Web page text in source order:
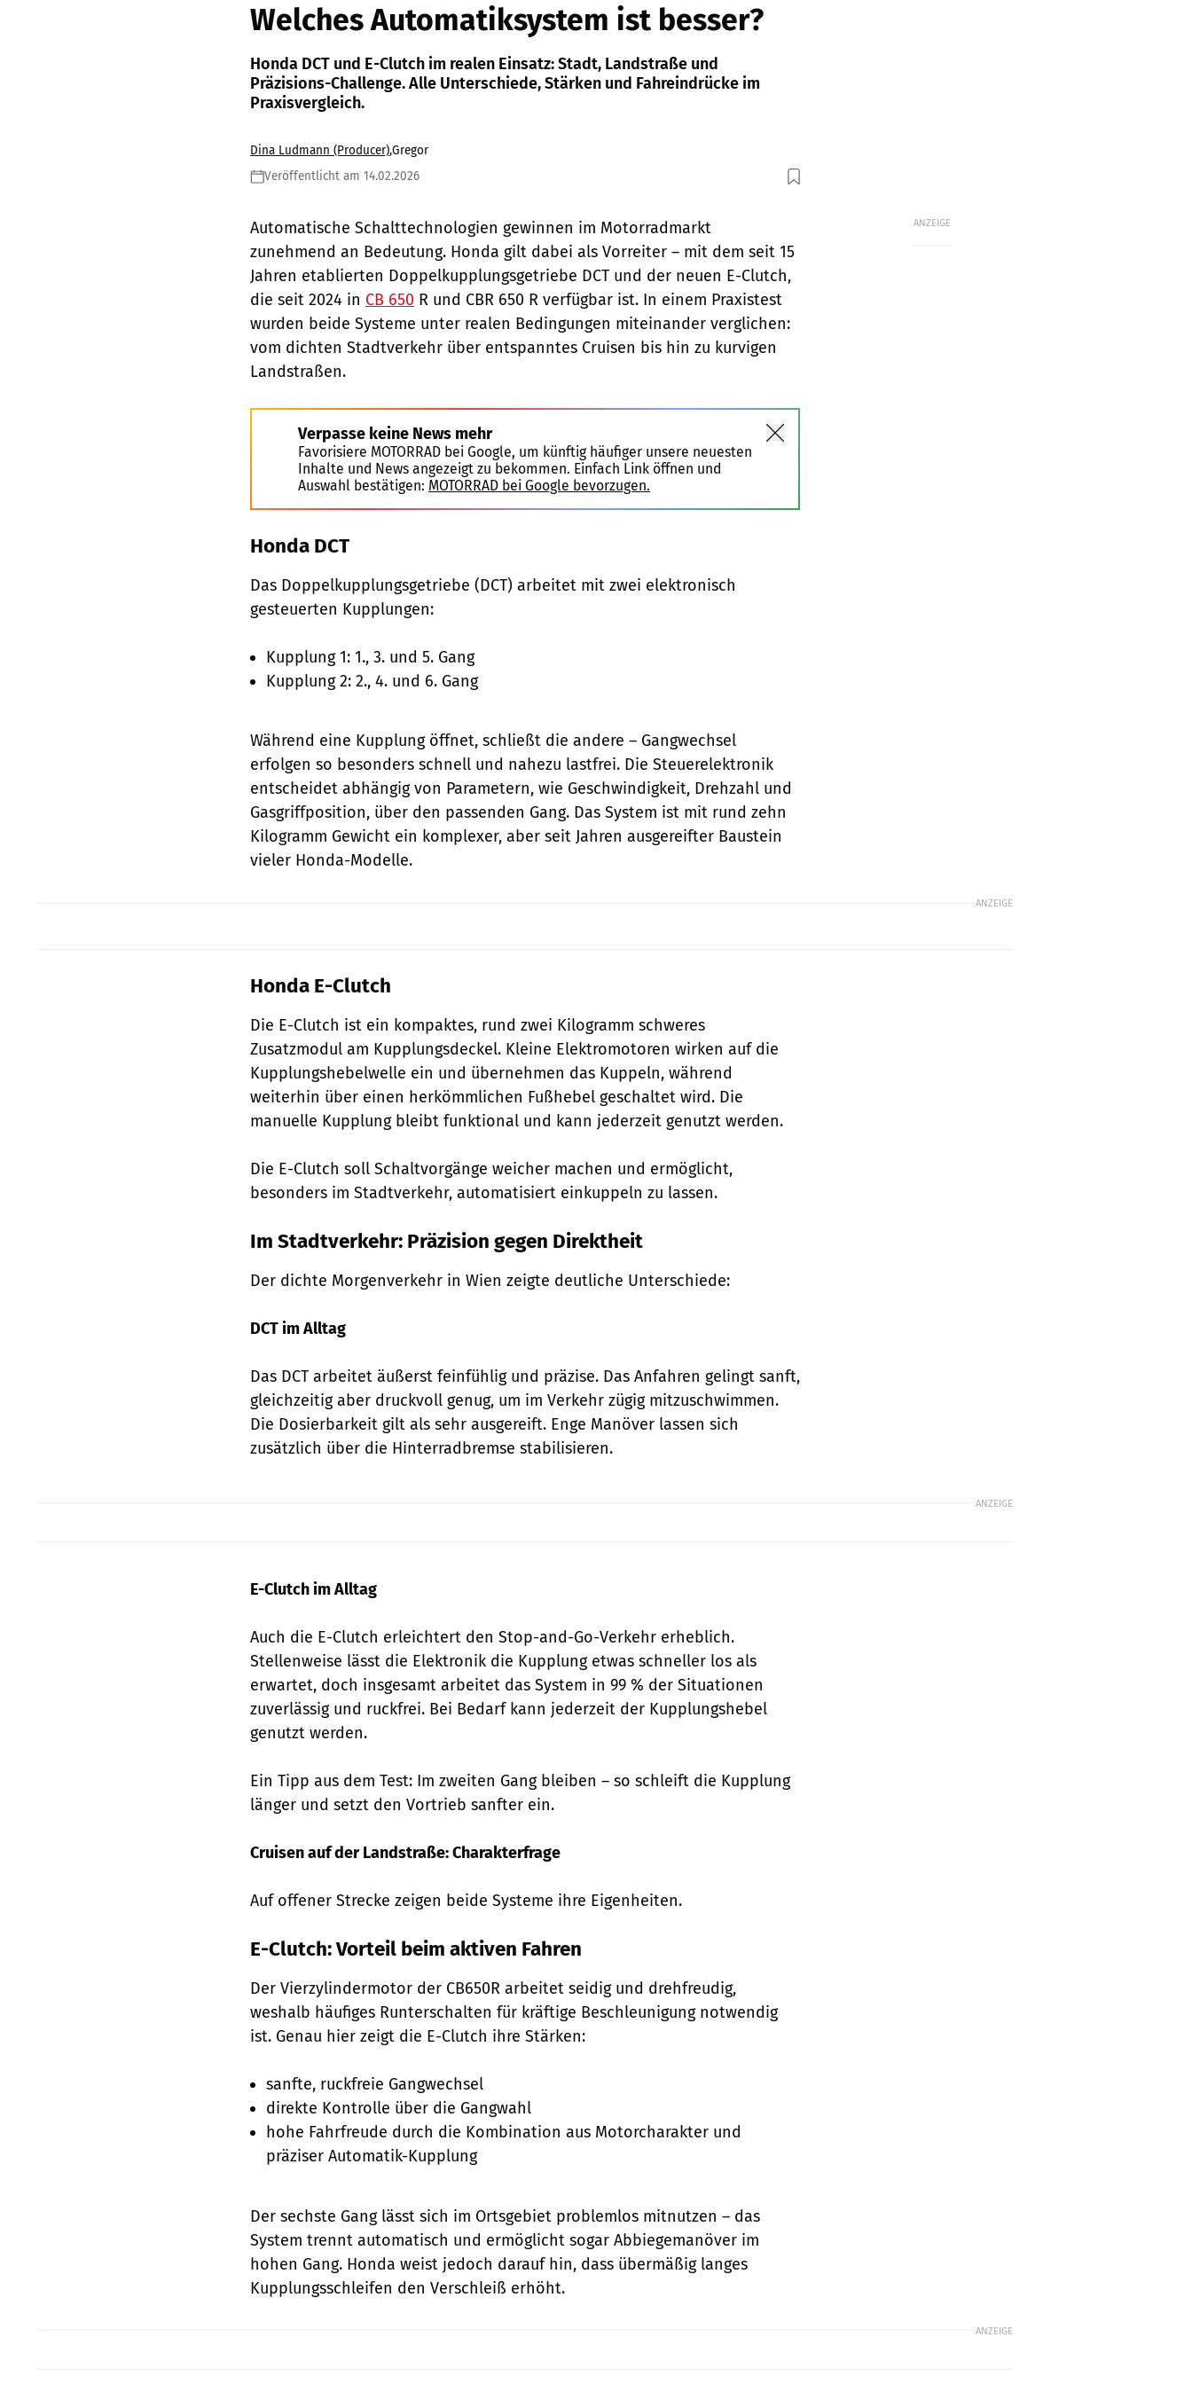
Welches Automatiksystem ist besser?
Honda DCT und E-Clutch im realen Einsatz: Stadt, Landstraße und
Präzisions-Challenge. Alle Unterschiede, Stärken und Fahreindrücke im
Praxisvergleich.
Dina Ludmann (Producer),Gregor
Veröffentlicht am 14.02.2026
ANZEIGE
Automatische Schalttechnologien gewinnen im Motorradmarkt
zunehmend an Bedeutung. Honda gilt dabei als Vorreiter – mit dem seit 15
Jahren etablierten Doppelkupplungsgetriebe DCT und der neuen E-Clutch,
die seit 2024 in CB 650 R und CBR 650 R verfügbar ist. In einem Praxistest
wurden beide Systeme unter realen Bedingungen miteinander verglichen:
vom dichten Stadtverkehr über entspanntes Cruisen bis hin zu kurvigen
Landstraßen.
Verpasse keine News mehr
Favorisiere MOTORRAD bei Google, um künftig häufiger unsere neuesten
Inhalte und News angezeigt zu bekommen. Einfach Link öffnen und
Auswahl bestätigen: MOTORRAD bei Google bevorzugen.
Honda DCT
Das Doppelkupplungsgetriebe (DCT) arbeitet mit zwei elektronisch
gesteuerten Kupplungen:
Kupplung 1: 1., 3. und 5. Gang
Kupplung 2: 2., 4. und 6. Gang
Während eine Kupplung öffnet, schließt die andere – Gangwechsel
erfolgen so besonders schnell und nahezu lastfrei. Die Steuerelektronik
entscheidet abhängig von Parametern, wie Geschwindigkeit, Drehzahl und
Gasgriffposition, über den passenden Gang. Das System ist mit rund zehn
Kilogramm Gewicht ein komplexer, aber seit Jahren ausgereifter Baustein
vieler Honda-Modelle.
ANZEIGE
Honda E-Clutch
Die E-Clutch ist ein kompaktes, rund zwei Kilogramm schweres
Zusatzmodul am Kupplungsdeckel. Kleine Elektromotoren wirken auf die
Kupplungshebelwelle ein und übernehmen das Kuppeln, während
weiterhin über einen herkömmlichen Fußhebel geschaltet wird. Die
manuelle Kupplung bleibt funktional und kann jederzeit genutzt werden.
Die E-Clutch soll Schaltvorgänge weicher machen und ermöglicht,
besonders im Stadtverkehr, automatisiert einkuppeln zu lassen.
Im Stadtverkehr: Präzision gegen Direktheit
Der dichte Morgenverkehr in Wien zeigte deutliche Unterschiede:
DCT im Alltag
Das DCT arbeitet äußerst feinfühlig und präzise. Das Anfahren gelingt sanft,
gleichzeitig aber druckvoll genug, um im Verkehr zügig mitzuschwimmen.
Die Dosierbarkeit gilt als sehr ausgereift. Enge Manöver lassen sich
zusätzlich über die Hinterradbremse stabilisieren.
ANZEIGE
E-Clutch im Alltag
Auch die E-Clutch erleichtert den Stop-and-Go-Verkehr erheblich.
Stellenweise lässt die Elektronik die Kupplung etwas schneller los als
erwartet, doch insgesamt arbeitet das System in 99 % der Situationen
zuverlässig und ruckfrei. Bei Bedarf kann jederzeit der Kupplungshebel
genutzt werden.
Ein Tipp aus dem Test: Im zweiten Gang bleiben – so schleift die Kupplung
länger und setzt den Vortrieb sanfter ein.
Cruisen auf der Landstraße: Charakterfrage
Auf offener Strecke zeigen beide Systeme ihre Eigenheiten.
E-Clutch: Vorteil beim aktiven Fahren
Der Vierzylindermotor der CB650R arbeitet seidig und drehfreudig,
weshalb häufiges Runterschalten für kräftige Beschleunigung notwendig
ist. Genau hier zeigt die E-Clutch ihre Stärken:
sanfte, ruckfreie Gangwechsel
direkte Kontrolle über die Gangwahl
hohe Fahrfreude durch die Kombination aus Motorcharakter und
präziser Automatik-Kupplung
Der sechste Gang lässt sich im Ortsgebiet problemlos mitnutzen – das
System trennt automatisch und ermöglicht sogar Abbiegemanöver im
hohen Gang. Honda weist jedoch darauf hin, dass übermäßig langes
Kupplungsschleifen den Verschleiß erhöht.
ANZEIGE